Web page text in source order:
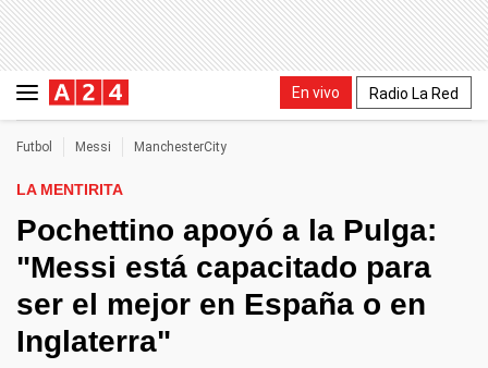
En vivo Radio La Red
Futbol Messi ManchesterCity
LA MENTIRITA
Pochettino apoyó a la Pulga:
"Messi está capacitado para
ser el mejor en España o en
Inglaterra"